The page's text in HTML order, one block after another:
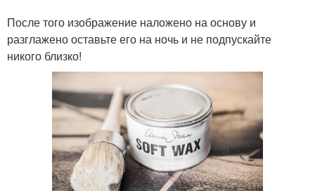
После того изображение наложено на основу и
разглажено оставьте его на ночь и не подпускайте
никого близко!